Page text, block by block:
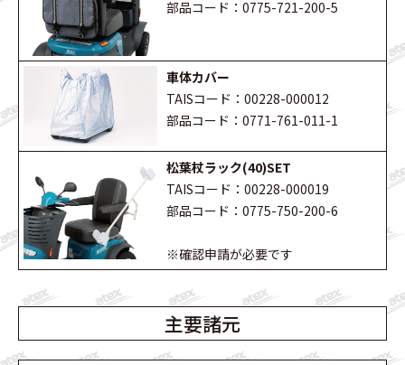
部品コード：0775-721-200-5
車体カバー
TAISコード：00228-000012
部品コード：0771-761-011-1
松葉杖ラック(40)SET
TAISコード：00228-000019
部品コード：0775-750-200-6
※確認申請が必要です
主要諸元